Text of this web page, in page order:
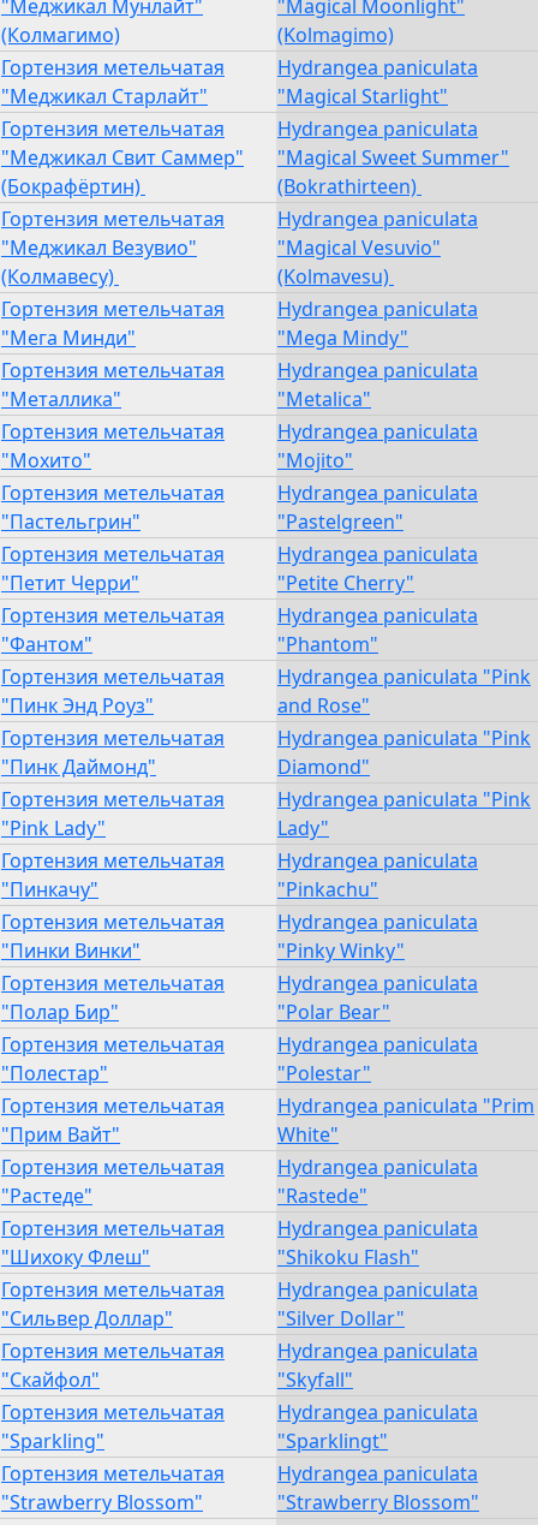
"Меджикал Мунлайт"
(Колмагимо)
"Magical Moonlight"
(Kolmagimo)
Гортензия метельчатая
"Меджикал Старлайт"
Hydrangea paniculata
"Magical Starlight"
Гортензия метельчатая
"Меджикал Свит Саммер"
(Бокрафёртин)
Hydrangea paniculata
"Magical Sweet Summer"
(Bokrathirteen)
Гортензия метельчатая
"Меджикал Везувио"
(Колмавесу)
Hydrangea paniculata
"Magical Vesuvio"
(Kolmavesu)
Гортензия метельчатая
"Мега Минди"
Hydrangea paniculata
"Mega Mindy"
Гортензия метельчатая
"Металлика"
Hydrangea paniculata
"Metalica"
Гортензия метельчатая
"Мохито"
Hydrangea paniculata
"Mojito"
Гортензия метельчатая
"Пастельгрин"
Hydrangea paniculata
"Pastelgreen"
Гортензия метельчатая
"Петит Черри"
Hydrangea paniculata
"Petite Cherry"
Гортензия метельчатая
"Фантом"
Hydrangea paniculata
"Phantom"
Гортензия метельчатая
"Пинк Энд Роуз"
Hydrangea paniculata "Pink
and Rose"
Гортензия метельчатая
"Пинк Даймонд"
Hydrangea paniculata "Pink
Diamond"
Гортензия метельчатая
"Pink Lady"
Hydrangea paniculata "Pink
Lady"
Гортензия метельчатая
"Пинкачу"
Hydrangea paniculata
"Pinkachu"
Гортензия метельчатая
"Пинки Винки"
Hydrangea paniculata
"Pinky Winky"
Гортензия метельчатая
"Полар Бир"
Hydrangea paniculata
"Polar Bear"
Гортензия метельчатая
"Полестар"
Hydrangea paniculata
"Polestar"
Гортензия метельчатая
"Прим Вайт"
Hydrangea paniculata "Prim
White"
Гортензия метельчатая
"Растеде"
Hydrangea paniculata
"Rastede"
Гортензия метельчатая
"Шихоку Флеш"
Hydrangea paniculata
"Shikoku Flash"
Гортензия метельчатая
"Сильвер Доллар"
Hydrangea paniculata
"Silver Dollar"
Гортензия метельчатая
"Скайфол"
Hydrangea paniculata
"Skyfall"
Гортензия метельчатая
"Sparkling"
Hydrangea paniculata
"Sparklingt"
Гортензия метельчатая
"Strawberry Blossom"
Hydrangea paniculata
"Strawberry Blossom"